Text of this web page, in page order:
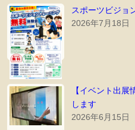
スポーツビジョ
2026年7月18日
【イベント出
します
2026年6月15日